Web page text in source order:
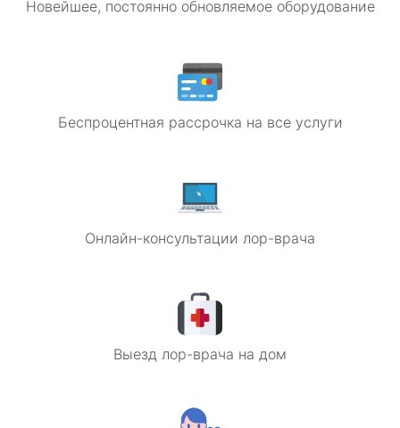
Новейшее, постоянно обновляемое оборудование
Беспроцентная рассрочка на все услуги
Онлайн-консультации лор-врача
Выезд лор-врача на дом